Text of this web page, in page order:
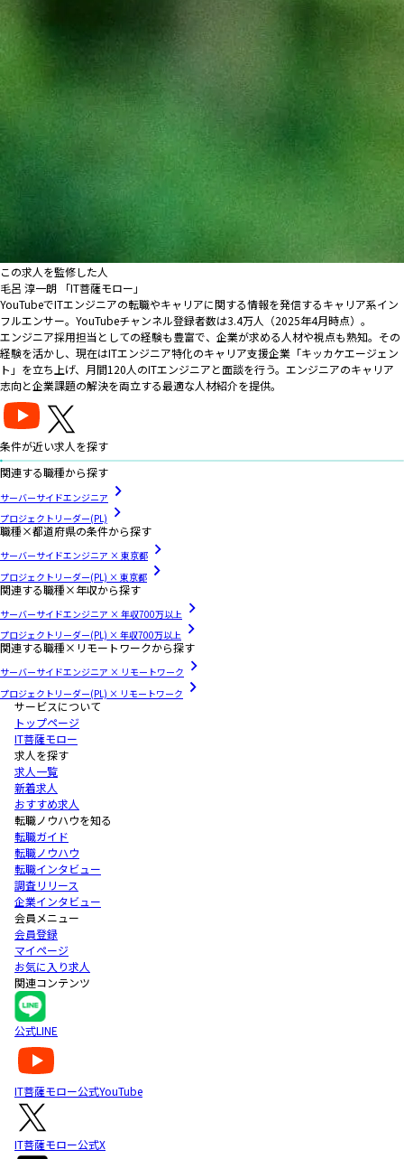
この求人を監修した人
毛呂 淳一朗 「IT菩薩モロー」
YouTubeでITエンジニアの転職やキャリアに関する情報を発信するキャリア系イン
フルエンサー。YouTubeチャンネル登録者数は3.4万人（2025年4月時点）。
エンジニア採用担当としての経験も豊富で、企業が求める人材や視点も熟知。その
経験を活かし、現在はITエンジニア特化のキャリア支援企業「キッカケエージェン
ト」を立ち上げ、月間120人のITエンジニアと面談を行う。エンジニアのキャリア
志向と企業課題の解決を両立する最適な人材紹介を提供。
条件が近い求人を探す
関連する職種から探す
サーバーサイドエンジニア
プロジェクトリーダー(PL)
職種×都道府県の条件から探す
サーバーサイドエンジニア × 東京都
プロジェクトリーダー(PL) × 東京都
関連する職種×年収から探す
サーバーサイドエンジニア × 年収700万以上
プロジェクトリーダー(PL) × 年収700万以上
関連する職種×リモートワークから探す
サーバーサイドエンジニア × リモートワーク
プロジェクトリーダー(PL) × リモートワーク
サービスについて
トップページ
IT菩薩モロー
求人を探す
求人一覧
新着求人
おすすめ求人
転職ノウハウを知る
転職ガイド
転職ノウハウ
転職インタビュー
調査リリース
企業インタビュー
会員メニュー
会員登録
マイページ
お気に入り求人
関連コンテンツ
公式LINE
IT菩薩モロー公式YouTube
IT菩薩モロー公式X